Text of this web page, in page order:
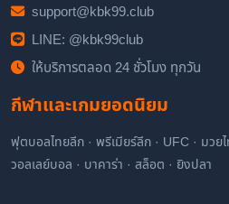
support@kbk99.club
LINE: @kbk99club
ให้บริการตลอด 24 ชั่วโมง ทุกวัน
กีฬาและเกมยอดนิยม
ฟุตบอลไทยลีก · พรีเมียร์ลีก · UFC · มวย
วอลเลย์บอล · บาคาร่า · สล็อต · ยิงปลา